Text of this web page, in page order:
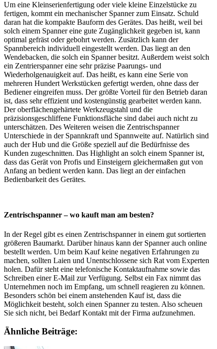
Um eine Kleinserienfertigung oder viele kleine Einzelstücke zu
fertigen, kommt ein mechanischer Spanner zum Einsatz. Schuld
daran hat die kompakte Bauform des Gerätes. Das heißt, weil bei
solch einem Spanner eine gute Zugänglichkeit gegeben ist, kann
optimal gefräst oder gebohrt werden. Zusätzlich kann der
Spannbereich individuell eingestellt werden. Das liegt an den
Wendebacken, die solch ein Spanner besitzt. Außerdem weist solch
ein Zentrierspanner eine sehr präzise Paarungs- und
Wiederholgenauigkeit auf. Das heißt, es kann eine Serie von
mehreren Hundert Werkstücken gefertigt werden, ohne dass der
Bediener eingreifen muss. Der größte Vorteil für den Betrieb daran
ist, dass sehr effizient und kostengünstig gearbeitet werden kann.
Der oberflächengehärtete Werkzeugstahl und die
präzisionsgeschliffene Funktionsfläche sind dabei auch nicht zu
unterschätzen. Des Weiteren weisen die Zentrischspanner
Unterschiede in der Spannkraft und Spannweite auf. Natürlich sind
auch der Hub und die Größe speziell auf die Bedürfnisse des
Kunden zugeschnitten. Das Highlight an solch einem Spanner ist,
dass das Gerät von Profis und Einsteigern gleichermaßen gut von
Anfang an bedient werden kann. Das liegt an der einfachen
Bedienbarkeit des Gerätes.
Zentrischspanner – wo kauft man am besten?
In der Regel gibt es einen Zentrischspanner in einem gut sortierten
größeren Baumarkt. Darüber hinaus kann der Spanner auch online
bestellt werden. Um beim Kauf keine negativen Erfahrungen zu
machen, sollten Laien und Unentschlossene sich Rat vom Experten
holen. Dafür steht eine telefonische Kontaktaufnahme sowie das
Schreiben einer E-Mail zur Verfügung. Selbst ein Fax nimmt das
Unternehmen noch im Empfang, um schnell reagieren zu können.
Besonders schön bei einem anstehenden Kauf ist, dass die
Möglichkeit besteht, solch einen Spanner zu testen. Also scheuen
Sie sich nicht, bei Bedarf Kontakt mit der Firma aufzunehmen.
Ähnliche Beiträge: